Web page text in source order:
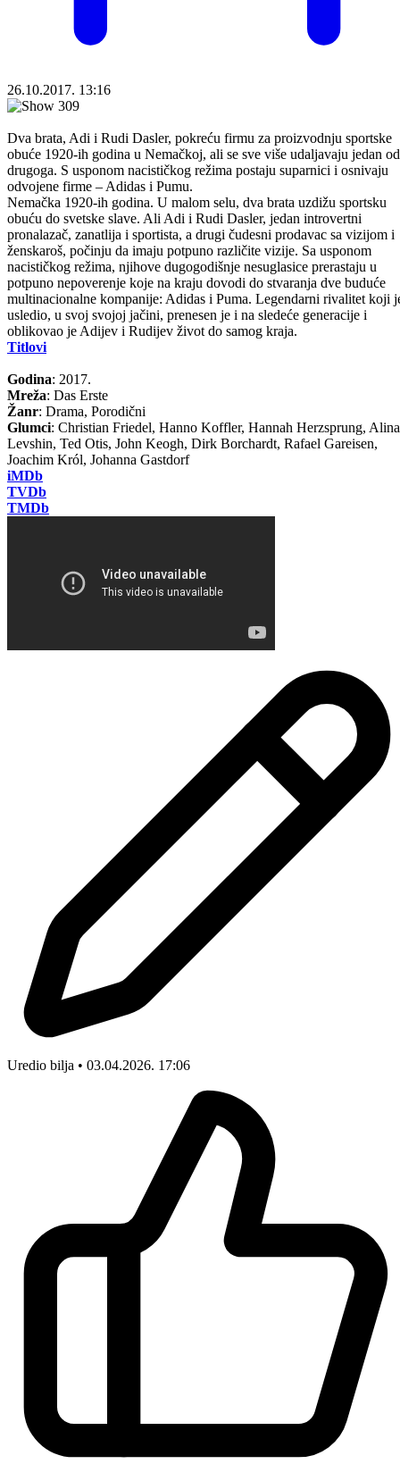
26.10.2017. 13:16
Dva brata, Adi i Rudi Dasler, pokreću firmu za proizvodnju sportske
obuće 1920-ih godina u Nemačkoj, ali se sve više udaljavaju jedan od
drugoga. S usponom nacističkog režima postaju suparnici i osnivaju
odvojene firme – Adidas i Pumu.
Nemačka 1920-ih godina. U malom selu, dva brata uzdižu sportsku
obuću do svetske slave. Ali Adi i Rudi Dasler, jedan introvertni
pronalazač, zanatlija i sportista, a drugi čudesni prodavac sa vizijom i
ženskaroš, počinju da imaju potpuno različite vizije. Sa usponom
nacističkog režima, njihove dugogodišnje nesuglasice prerastaju u
potpuno nepoverenje koje na kraju dovodi do stvaranja dve buduće
multinacionalne kompanije: Adidas i Puma. Legendarni rivalitet koji
usledio, u svoj svojoj jačini, prenesen je i na sledeće generacije i
oblikovao je Adijev i Rudijev život do samog kraja.
Titlovi
Godina: 2017.
Mreža: Das Erste
Žanr: Drama, Porodični
Glumci: Christian Friedel, Hanno Koffler, Hannah Herzsprung, Alina
Levshin, Ted Otis, John Keogh, Dirk Borchardt, Rafael Gareisen,
Joachim Król, Johanna Gastdorf
iMDb
TVDb
TMDb
Uredio bilja • 03.04.2026. 17:06